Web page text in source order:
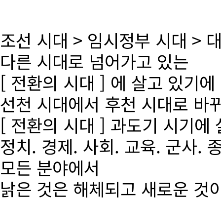
조선 시대 > 임시정부 시대 >
다른 시대로 넘어가고 있는
[ 전환의 시대 ] 에 살고 있기에
선천 시대에서 후천 시대로 바
[ 전환의 시대 ] 과도기 시기에
정치. 경제. 사회. 교육. 군사.
모든 분야에서
낡은 것은 해체되고 새로운 것